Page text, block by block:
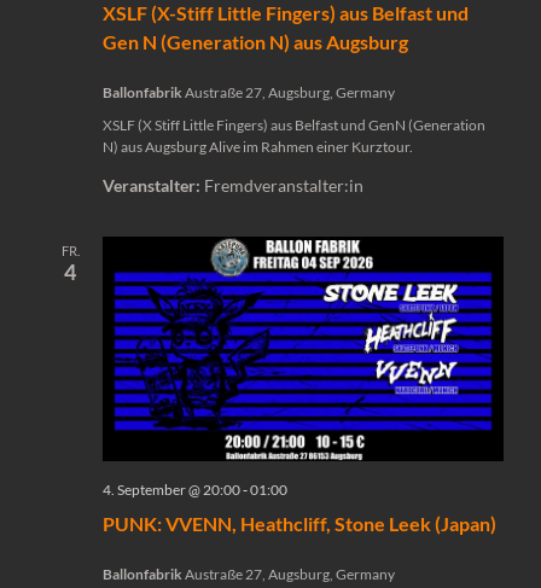
XSLF (X-Stiff Little Fingers) aus Belfast und
Gen N (Generation N) aus Augsburg
BallonfabrikAustraße 27, Augsburg, Germany
XSLF (X Stiff Little Fingers) aus Belfast und GenN (Generation
N) aus Augsburg Alive im Rahmen einer Kurztour.
Veranstalter: Fremdveranstalter:in
FR.
4
4. September @ 20:00-01:00
PUNK: VVENN, Heathcliff, Stone Leek (Japan)
BallonfabrikAustraße 27, Augsburg, Germany